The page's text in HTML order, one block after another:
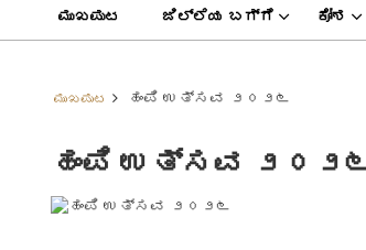
ಮುಖಪುಟ ಜಿಲ್ಲೆಯ ಬಗ್ಗೆ ಕೋಶ
ಮುಖಪುಟ ಹಂಪಿ ಉತ್ಸವ ೨೦೨೬
ಹಂಪಿ ಉತ್ಸವ